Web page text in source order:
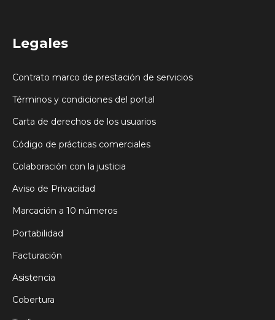
Legales
Contrato marco de prestación de servicios
Términos y condiciones del portal
Carta de derechos de los usuarios
Código de prácticas comerciales
Colaboración con la justicia
Aviso de Privacidad
Marcación a 10 números
Portabilidad
Facturación
Asistencia
Cobertura